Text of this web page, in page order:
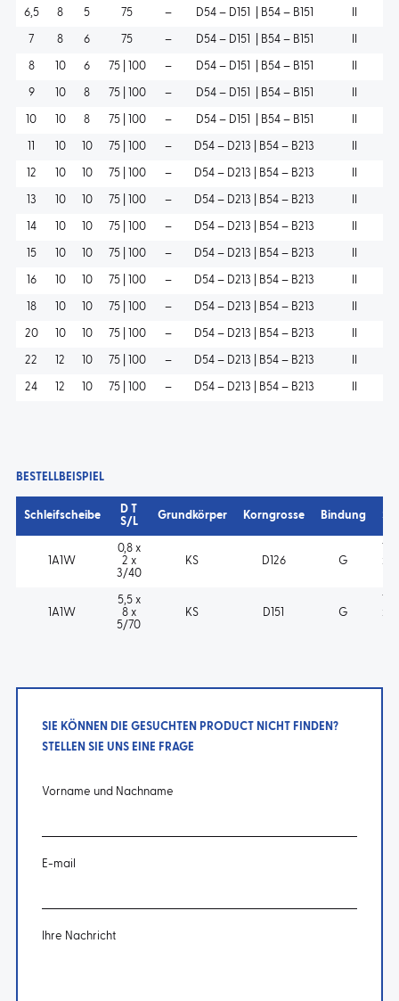
6,5 8 5 75 – D54 – D151 | B54 – B151
7 8 6 75 – D54 – D151 | B54 – B151
8 10 6 75 | 100 – D54 – D151 | B54 – B151
9 10 8 75 | 100 – D54 – D151 | B54 – B151
10 10 8 75 | 100 – D54 – D151 | B54 – B151
10 10 75 | 100 – D54 – D213 | B54 – B213
12 10 10 75 | 100 – D54 – D213 | B54 – B213
13 10 10 75 | 100 – D54 – D213 | B54 – B213
14 10 10 75 | 100 – D54 – D213 | B54 – B213
15 10 10 75 | 100 – D54 – D213 | B54 – B213
16 10 10 75 | 100 – D54 – D213 | B54 – B213
18 10 10 75 | 100 – D54 – D213 | B54 – B213
20 10 10 75 | 100 – D54 – D213 | B54 – B213
22 12 10 75 | 100 – D54 – D213 | B54 – B213
24 12 10 75 | 100 – D54 – D213 | B54 – B213
BESTELLBEISPIEL
Schleifscheibe
D T
S/L
Grundkörper Korngrosse Bindung
1A1W
0,8 x
2 x
3/40
KS D126 G
x
1A1W
5,5 x
8 x
5/70
KS D151 G
x 8
SIE KÖNNEN DIE GESUCHTEN PRODUCT NICHT FINDEN?
STELLEN SIE UNS EINE FRAGE
Vorname und Nachname
E-mail
Ihre Nachricht